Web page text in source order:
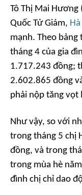
Tô Thị Mai Hương
Quốc Tử Giám,
mạnh. Theo
tháng 4 của gia
1.717.243 đồng;
2.602.865 đồng
phải nộp tăng vọt
Như vậy, so với
trong tháng 5 chị
đồng, và trong
trong mùa hè
đình chị chỉ dao